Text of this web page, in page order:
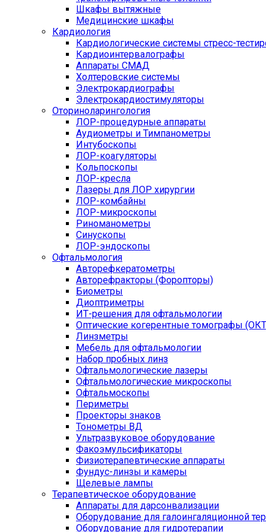
Шкафы вытяжные
Медицинские шкафы
Кардиология
Кардиологические системы стресс-
Кардиоинтервалографы
Аппараты СМАД
Холтеровские системы
Электрокардиографы
Электрокардиостимуляторы
Оториноларингология
ЛОР-процедурные аппараты
Аудиометры и Тимпанометры
Интубоскопы
ЛОР-коагуляторы
Кольпоскопы
ЛОР-кресла
Лазеры для ЛОР хирургии
ЛОР-комбайны
ЛОР-микроскопы
Риноманометры
Синускопы
ЛОР-эндоскопы
Офтальмология
Авторефкератометры
Авторефракторы (Форопторы)
Биометры
Диоптриметры
ИТ-решения для офтальмологии
Оптические когерентные томографы
Линзметры
Мебель для офтальмологии
Набор пробных линз
Офтальмологические лазеры
Офтальмологические микроскопы
Офтальмоскопы
Периметры
Проекторы знаков
Тонометры ВД
Ультразвуковое оборудование
Факоэмульсификаторы
Физиотерапевтические аппараты
Фундус-линзы и камеры
Щелевые лампы
Терапевтическое оборудование
Аппараты для дарсонвализации
Оборудование для галоингаляционной
Оборудование для гидротерапии